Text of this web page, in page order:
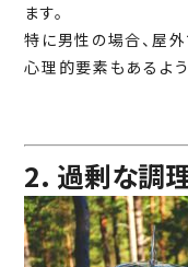
ます。
特に男性の場合、屋
心理的要素もあるよう
2. 過剰な調